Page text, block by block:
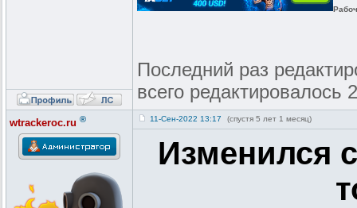
Последний раз
всего редактировалось
wtrackeroc.ru ® 11-Сен-2022 13:17 (спустя 5 лет 1 месяц)
Изменился